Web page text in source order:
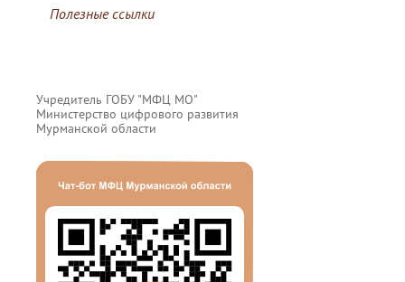
Полезные ссылки
Учредитель ГОБУ "МФЦ МО"
Министерство цифрового развития
Мурманской области